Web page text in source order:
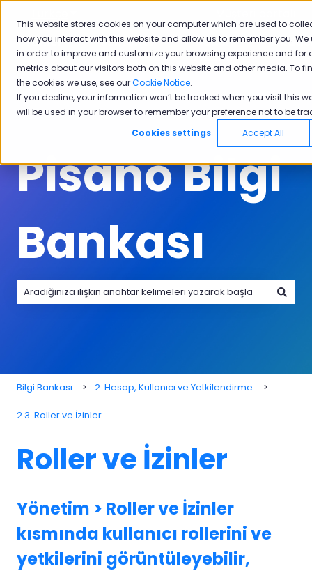
This website stores cookies on your computer which are used to
how you interact with this website and allow us to remember you.
in order to improve and customize your browsing experience and
metrics about our visitors both on this website and other media. To
the cookies we use, see ourCookie Notice.
If you decline, your information won’t be tracked when you visit this
will be used in your browser to remember your preference not to be
Cookies settings
Accept All
Ürünler
Ürünler için alt menüyü göster
Sektörler
Sektörler için alt menüyü göster
Neden
Pisano
Neden Pisano
Pisano Bilgi
Bankası
Bilgi Bankası 2. Hesap, Kullanıcı ve Yetkilendirme
2.3. Roller ve İzinler
Roller ve İzinler
Yönetim > Roller ve İzinler
kısmında kullanıcı rollerini ve
yetkilerini görüntüleyebilir,